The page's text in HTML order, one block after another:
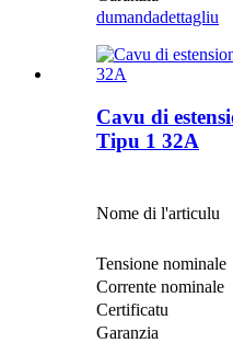
dumandadettagliu
Cavu di
Tipu 1 32A
Nome di l'articulu
Tensione nominale
Corrente nominale
Certificatu
Garanzia